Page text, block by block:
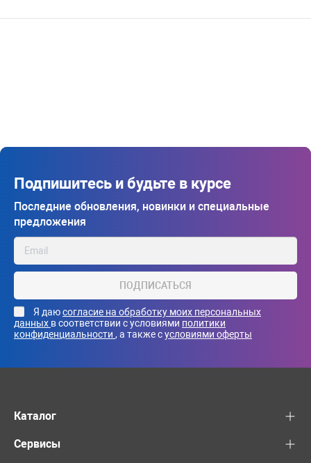
Подпишитесь и будьте в курсе
Последние обновления, новинки и специальные
предложения
ПОДПИСАТЬСЯ
Я даюсогласие на обработку моих персональных
данных в соответствии с условиями политики
конфиденциальности , а также сусловиями оферты
Каталог
Сервисы